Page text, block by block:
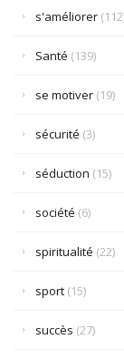
s'améliorer
Santé (139)
se motiver (19)
sécurité (3)
séduction (15)
société (6)
spiritualité (22)
sport (15)
succès (27)